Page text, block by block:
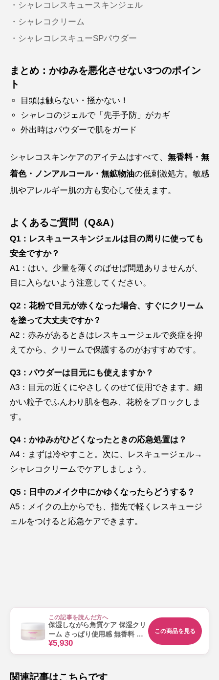
・シャレコレスキュースキンジェル
・シャレコクリーム
・シャレコレスキューSPパウダー
まとめ：かゆみを悪化させない3つのポイン
ト
目頭は触らない・掻かない！
シャレコのジェルで「先手予防」がカギ
外出時はパウダーで肌をガード
シャレコスキンケアのアイテムはすべて、 無香料・無
着色・ノンアルコール・無鉱物油の低刺激処方。敏感
肌やアレルギー肌の方も安心して使えます。
よくあるご質問（Q&A）
Q1：レスキュースキンジェルは目の周りに使っても
安全ですか？
A1：はい。少量を薄くのばせば問題ありませんが、
目に入らないよう注意してください。
Q2：花粉で目元が赤くなった場合、すぐにクリーム
を塗って大丈夫ですか？
A2：赤みがあるときはレスキュージェルで炎症を抑
えてから、クリームで保護するのがおすすめです。
Q3：パウダーは目元にも使えますか？
A3：目元の近くにやさしくのせて使用できます。細
かい粒子でふんわり肌を包み、花粉をブロックしま
す。
Q4：かゆみがひどくなったときの応急処置は？
A4：まずは冷やすこと。次に、レスキュージェル→
シャレコクリームでケアしましょう。
Q5：日中のメイク中にかゆくなったらどうする？
A5：メイクの上からでも、指先で軽くレスキュージ
ェルをつけると応急ケアできます。
この記事を読んだ方へ
保湿しながら角質ケア 保湿クリ
ーム さっぱり使用感 無香料 低
刺激 シャレコクリーム 40g
¥5,930
この商品を見る
関連記事はこちらです